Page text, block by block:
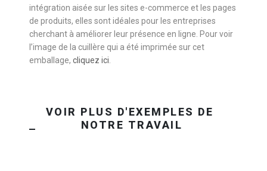
intégration aisée sur les sites e-commerce et les pages
de produits, elles sont idéales pour les entreprises
cherchant à améliorer leur présence en ligne. Pour voir
l’image de la cuillère qui a été imprimée sur cet
emballage, cliquez ici